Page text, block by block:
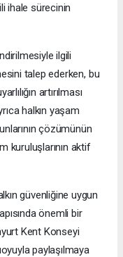
ihale sürecinin
ilgili
talep ederken, bu
artırılması
halkın yaşam
çözümünün
kuruluşlarının aktif
güvenliğine uygun
önemli bir
Kent Konseyi
paylaşılmaya